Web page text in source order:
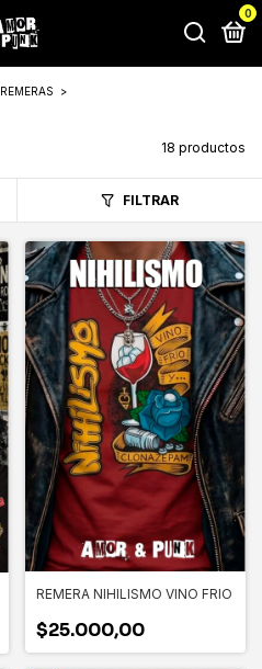
0
REMERAS
>
18 productos
FILTRAR
REMERA NIHILISMO VINO FRIO
$25.000,00